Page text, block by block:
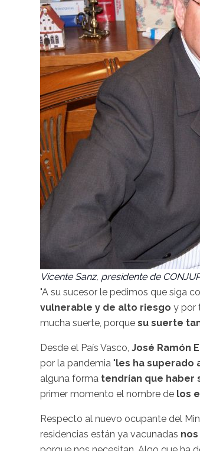
Vicente Sanz, presidente de
"A su sucesor le pedimos que siga
vulnerable y de alto riesgo y por
mucha suerte, porque su suerte
Desde el País Vasco, José Ramón
por la pandemia "les ha superado
alguna forma tendrían que haber
primer momento el nombre de los
Respecto al nuevo ocupante del
residencias están ya vacunadas